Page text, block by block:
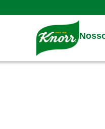
Main